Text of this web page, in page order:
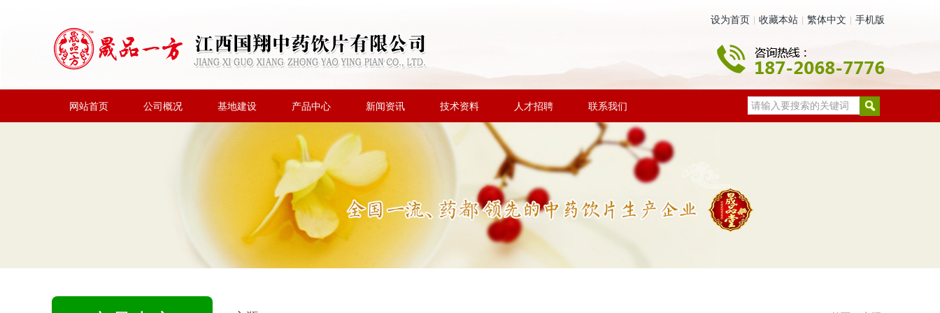
设为首页 收藏本站 繁体中文 手机版
网站首页 公司概况 基地建设 产品中心 新闻资讯 技术资料 人才招聘 联系我们 请输入要搜索的关键词